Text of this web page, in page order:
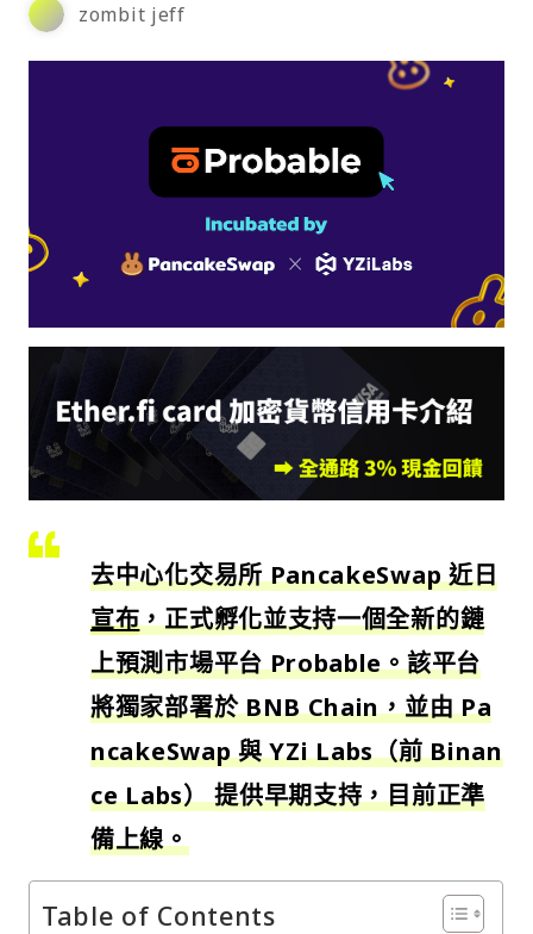
zombit jeff
去中心化交易所 PancakeSwap 近日
宣布，正式孵化並支持一個全新的鏈
上預測市場平台 Probable。該平台
將獨家部署於 BNB Chain，並由 Pa
ncakeSwap 與 YZi Labs（前 Binan
ce Labs） 提供早期支持，目前正準
備上線。
Table of Contents